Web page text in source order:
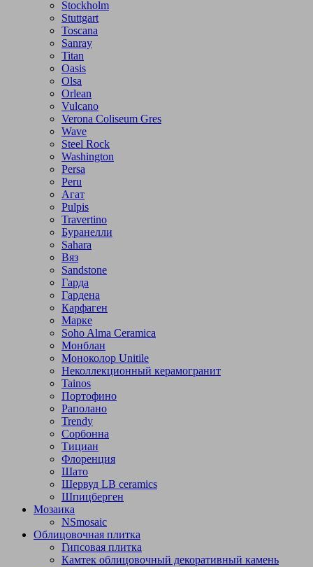
Stockholm
Stuttgart
Toscana
Sanray
Titan
Oasis
Olsa
Orlean
Vulcano
Verona Coliseum Gres
Wave
Steel Rock
Washington
Persa
Peru
Агат
Pulpis
Travertino
Буранелли
Sahara
Вяз
Sandstone
Гарда
Гардена
Карфаген
Марке
Soho Alma Ceramica
Монблан
Моноколор Unitile
Неколлекционный керамогранит
Tainos
Портофино
Раполано
Trendy
Сорбонна
Тициан
Флоренция
Шато
Шервуд LB ceramics
Шпицберген
Мозаика
NSmosaic
Облицовочная плитка
Гипсовая плитка
Камтек облицовочный декоративный камень